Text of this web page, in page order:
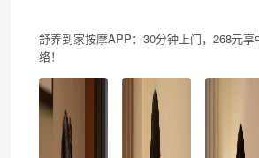
舒养到家按摩APP：30分钟上门，268元
络！